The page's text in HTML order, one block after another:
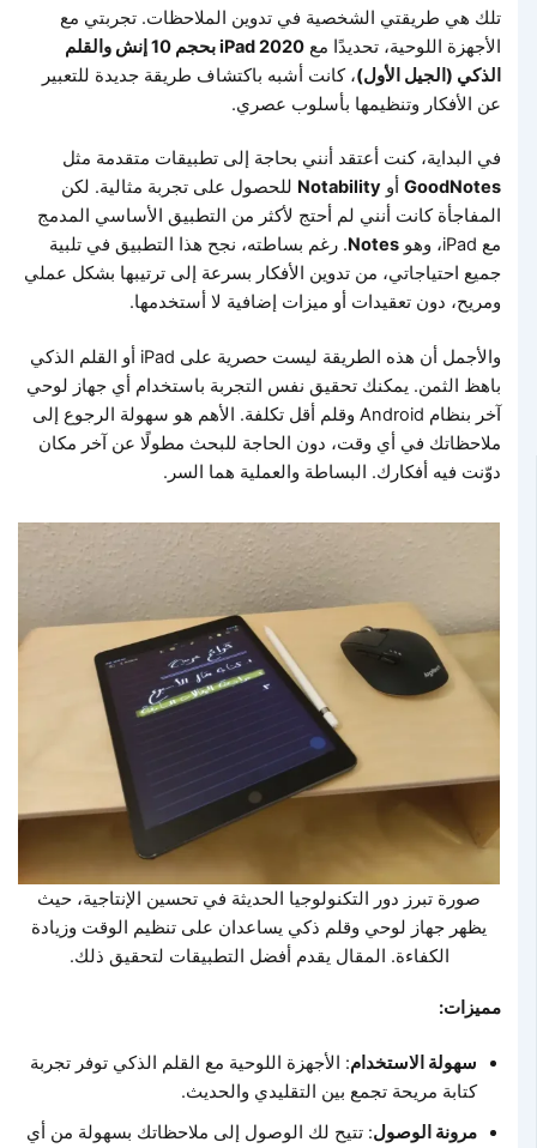
تلك هي طريقتي الشخصية في تدوين الملاحظات. تجربتي مع
الأجهزة اللوحية، تحديدًا مع
iPad 2020 بحجم 10 إنش والقلم
الذكي (الجيل الأول)، كانت أشبه باكتشاف طريقة جديدة للتعبير
عن الأفكار وتنظيمها بأسلوب عصري.
في البداية، كنت أعتقد أنني بحاجة إلى تطبيقات متقدمة مثل
GoodNotesأوNotabilityللحصول على تجربة مثالية. لكن
المفاجأة كانت أنني لم أحتج لأكثر من التطبيق الأساسي المدمج
مع iPad، وهو
Notes. رغم بساطته، نجح هذا التطبيق في تلبية
جميع احتياجاتي، من تدوين الأفكار بسرعة إلى ترتيبها بشكل عملي
ومريح، دون تعقيدات أو ميزات إضافية لا أستخدمها.
والأجمل أن هذه الطريقة ليست حصرية على iPad أو القلم الذكي
باهظ الثمن. يمكنك تحقيق نفس التجربة باستخدام أي جهاز لوحي
آخر بنظام Android وقلم أقل تكلفة. الأهم هو سهولة الرجوع إلى
ملاحظاتك في أي وقت، دون الحاجة للبحث مطولًا عن آخر مكان
دوّنت فيه أفكارك. البساطة والعملية هما السر.
صورة تبرز دور التكنولوجيا الحديثة في تحسين الإنتاجية، حيث
يظهر جهاز لوحي وقلم ذكي يساعدان على تنظيم الوقت وزيادة
الكفاءة. المقال يقدم أفضل التطبيقات لتحقيق ذلك.
مميزات:
سهولة الاستخدام: الأجهزة اللوحية مع القلم الذكي توفر تجربة
كتابة مريحة تجمع بين التقليدي والحديث.
مرونة الوصول: تتيح لك الوصول إلى ملاحظاتك بسهولة من أي